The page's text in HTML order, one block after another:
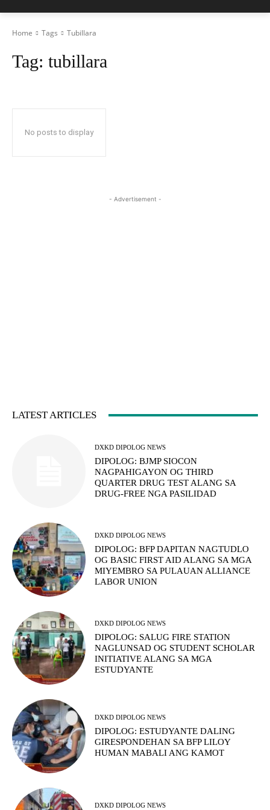
Home Tags Tubillara
Tag: tubillara
No posts to display
- Advertisement -
LATEST ARTICLES
DXKD DIPOLOG NEWS
DIPOLOG: BJMP SIOCON
NAGPAHIGAYON OG THIRD
QUARTER DRUG TEST ALANG SA
DRUG-FREE NGA PASILIDAD
DXKD DIPOLOG NEWS
DIPOLOG: BFP DAPITAN NAGTUDLO
OG BASIC FIRST AID ALANG SA MGA
MIYEMBRO SA PULAUAN ALLIANCE
LABOR UNION
DXKD DIPOLOG NEWS
DIPOLOG: SALUG FIRE STATION
NAGLUNSAD OG STUDENT SCHOLAR
INITIATIVE ALANG SA MGA
ESTUDYANTE
DXKD DIPOLOG NEWS
DIPOLOG: ESTUDYANTE DALING
GIRESPONDEHAN SA BFP LILOY
HUMAN MABALI ANG KAMOT
DXKD DIPOLOG NEWS